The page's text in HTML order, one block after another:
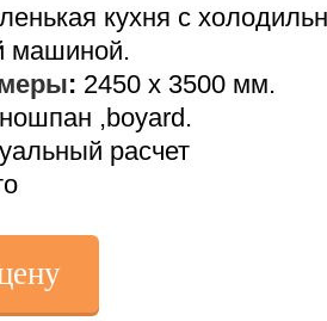
кухня с
машиной.
: 2450 х 3500 мм.
,boyard.
расчет